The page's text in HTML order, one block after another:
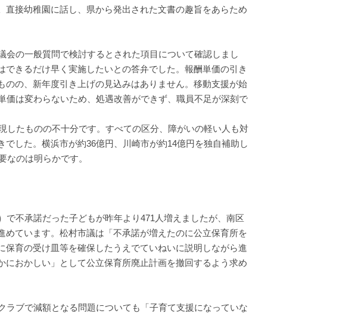
接幼稚園に話し、県から発出された文書の趣旨をあらため
の一般質問で検討するとされた項目について確認しまし
きるだけ早く実施したいとの答弁でした。報酬単価の引き
のの、新年度引き上げの見込みはありません。移動支援が始
価は変わらないため、処遇改善ができず、職員不足が深刻で
たものの不十分です。すべての区分、障がいの軽い人も対
した。横浜市が約36億円、川崎市が約14億円を独自補助し
なのは明らかです。
不承諾だった子どもが昨年より471人増えましたが、南区
ています。松村市議は「不承諾が増えたのに公立保育所を
育の受け皿等を確保したうえでていねいに説明しながら進
おかしい」として公立保育所廃止計画を撤回するよう求め
ブで減額となる問題についても「子育て支援になっていな